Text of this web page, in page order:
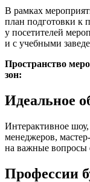
В рамках
план подготовки к
у посетителей
и с учебными
Пространство
зон:
Идеальное
Интерактивное
менеджеров,
на важные вопросы
Профессии